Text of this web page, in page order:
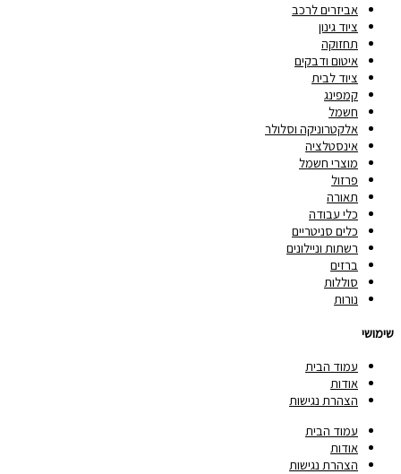
אביזרים לרכב
ציוד גינון
תחזוקה
איטום ודבקים
ציוד לבית
קמפינג
חשמל
אלקטרוניקה וסלולר
אינסטלציה
מוצרי חשמל
פרזול
תאורה
כלי עבודה
כלים סניטריים
רשתות וניילונים
ברזים
סוללות
נורות
שימושי
עמוד הבית
אודות
הצהרת נגישות
עמוד הבית
אודות
הצהרת נגישות